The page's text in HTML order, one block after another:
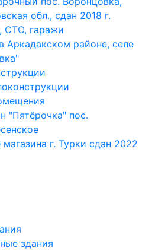
обл., сдан 2018 г.
СТО, гаражи
Аркадакском районе, селе
"Пятёрочка" пос.
магазина г. Турки сдан 2022
здания